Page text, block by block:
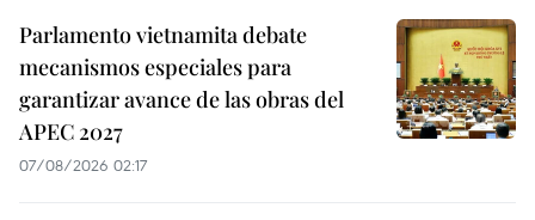
Parlamento vietnamita debate
mecanismos especiales para
garantizar avance de las obras del
APEC 2027
07/08/2026 02:17